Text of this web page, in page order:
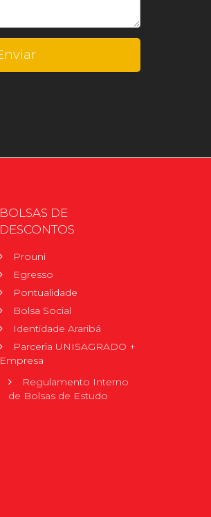
BOLSAS DE
DESCONTOS
Prouni
Egresso
Pontualidade
Bolsa Social
Identidade Araribá
Parceria UNISAGRADO +
Empresa
Regulamento Interno
de Bolsas de Estudo